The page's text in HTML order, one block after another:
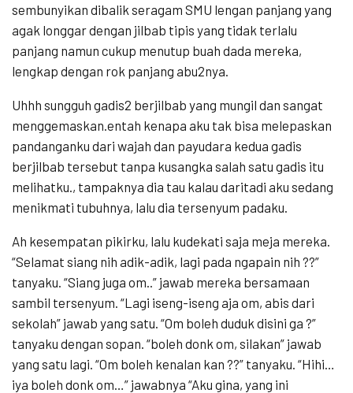
sembunyikan dibalik seragam SMU lengan panjang yang
agak longgar dengan jilbab tipis yang tidak terlalu
panjang namun cukup menutup buah dada mereka,
lengkap dengan rok panjang abu2nya.
Uhhh sungguh gadis2 berjilbab yang mungil dan sangat
menggemaskan.entah kenapa aku tak bisa melepaskan
pandanganku dari wajah dan payudara kedua gadis
berjilbab tersebut tanpa kusangka salah satu gadis itu
melihatku., tampaknya dia tau kalau daritadi aku sedang
menikmati tubuhnya, lalu dia tersenyum padaku.
Ah kesempatan pikirku, lalu kudekati saja meja mereka.
“Selamat siang nih adik-adik, lagi pada ngapain nih ??”
tanyaku. “Siang juga om..” jawab mereka bersamaan
sambil tersenyum. “Lagi iseng-iseng aja om, abis dari
sekolah” jawab yang satu. “Om boleh duduk disini ga ?”
tanyaku dengan sopan. “boleh donk om, silakan” jawab
yang satu lagi. “Om boleh kenalan kan ??” tanyaku. “Hihi…
iya boleh donk om…” jawabnya “Aku gina, yang ini